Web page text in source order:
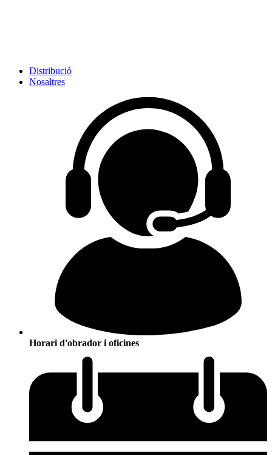
Distribució
Nosaltres
Horari d'obrador i oficines